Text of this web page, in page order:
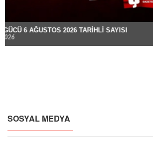
GAZETEMİZ 6 AĞUSTOS 2026 TARİHLİ SAYISI
SOSYAL MEDYA